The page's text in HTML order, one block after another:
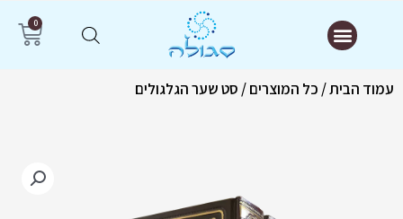
תפריט 0
עמוד הבית/ כל המוצרים/ סט שער הגלגולים